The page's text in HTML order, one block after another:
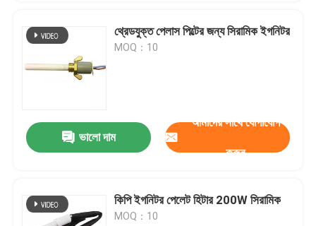
জমা দিন
থ্রেডযুক্ত পেলাস পিল্টের জন্য সিরামিক ইগনিটর
MOQ：10
ভালো দাম
আমাদের সাথে যোগাযোগ
করুন
কিপি ইগনিটর পেলেট হিটার 200W সিরামিক
MOQ：10